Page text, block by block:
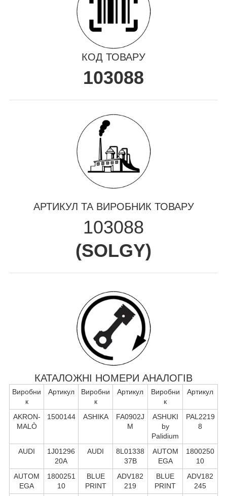
КОД ТОВАРУ
103088
АРТИКУЛ ТА ВИРОБНИК ТОВАРУ
103088
(SOLGY)
КАТАЛОЖНІ НОМЕРИ АНАЛОГІВ
Виробни
к
Артикул
Виробни
к
Артикул
Виробни
к
Артикул
AKRON-
MALÒ
1500144 ASHIKA
FA0902J
M
ASHUKI
by
Palidium
PAL2219
8
AUDI
1J01296
20A
AUDI
8L01338
37B
AUTOM
EGA
1800250
10
AUTOM
EGA
1800251
10
BLUE
PRINT
ADV182
219
BLUE
PRINT
ADV182
245